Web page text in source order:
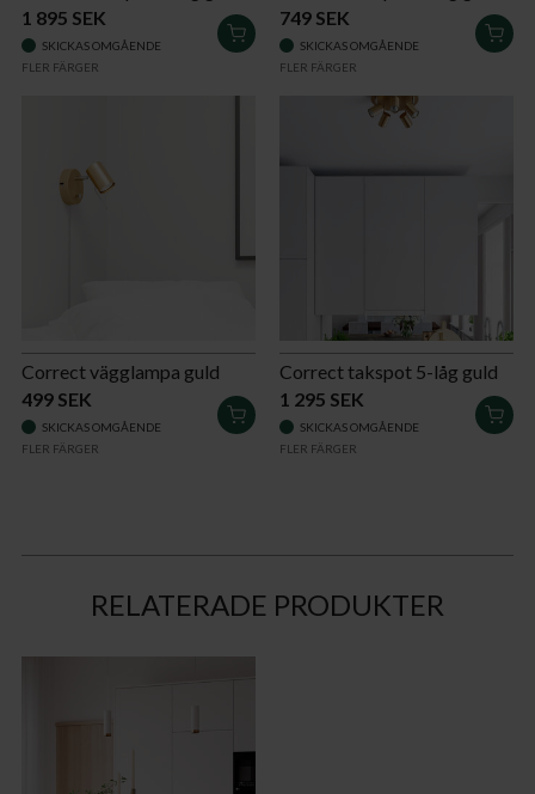
1 895 SEK
LÄGG
I
VARUKORGEN
SKICKAS OMGÅENDE
FLER FÄRGER
749 SEK
I
SKICKAS OMGÅENDE
FLER FÄRGER
Correct vägglampa guld
499 SEK
LÄGG
I
VARUKORGEN
SKICKAS OMGÅENDE
FLER FÄRGER
Correct takspot 5-låg guld
1 295 SEK
I
SKICKAS OMGÅENDE
FLER FÄRGER
RELATERADE PRODUKTER